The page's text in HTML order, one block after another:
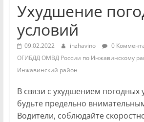
Ухудшение
условий
09.02.2022 inzhavino 0
ОГИБДД ОМВД России по Инжавинскому
Инжавинский район
В связи с ухудшением погодных
будьте предельно
Водители, соблюдайте